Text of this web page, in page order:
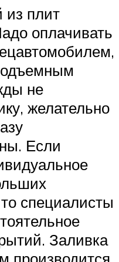
из плит
оплачивать
не
желательно
Если
специалисты
Заливка